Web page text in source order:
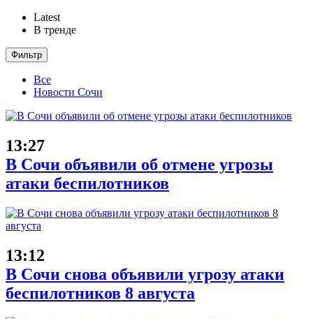
Latest
В тренде
Фильтр
Все
Новости Сочи
13:27
В Сочи объявили об отмене угрозы
атаки беспилотников
13:12
В Сочи снова объявили угрозу атаки
беспилотников 8 августа